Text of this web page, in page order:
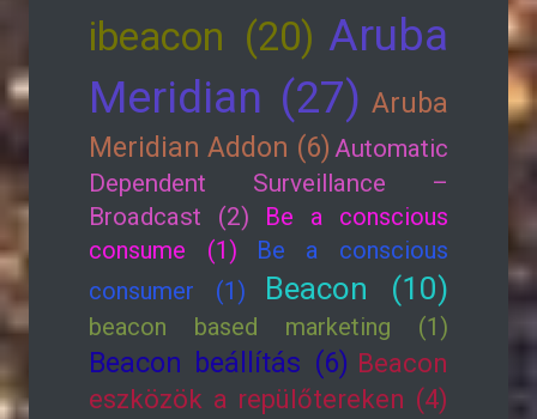
ibeacon (20) Aruba
Meridian (27) Aruba
Meridian Addon (6) Automatic
Dependent Surveillance –
Broadcast (2)
Be a conscious
consume (1)
Be a conscious
consumer (1)
Beacon (10)
beacon based marketing (1)
Beacon beállítás (6) Beacon
eszközök a repülőtereken (4)